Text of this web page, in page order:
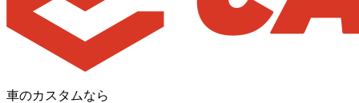
車のカスタムなら